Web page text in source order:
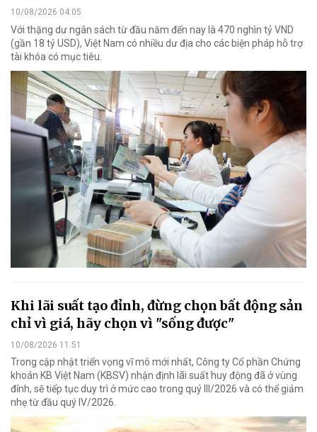
10/08/2026 04:05
Với thặng dư ngân sách từ đầu năm đến nay là 470 nghìn tỷ VND
(gần 18 tỷ USD), Việt Nam có nhiều dư địa cho các biện pháp hỗ trợ
tài khóa có mục tiêu.
Khi lãi suất tạo đỉnh, đừng chọn bất động sản
chỉ vì giá, hãy chọn vì "sống được"
10/08/2026 11:51
Trong cập nhật triển vọng vĩ mô mới nhất, Công ty Cổ phần Chứng
khoán KB Việt Nam (KBSV) nhận định lãi suất huy động đã ở vùng
đỉnh, sẽ tiếp tục duy trì ở mức cao trong quý III/2026 và có thể giảm
nhẹ từ đầu quý IV/2026.